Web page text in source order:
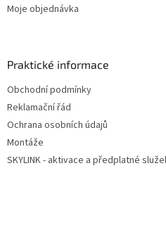
Moje objednávka
Praktické informace
Obchodní podmínky
Reklamační řád
Ochrana osobních údajů
Montáže
SKYLINK - aktivace a předplatné